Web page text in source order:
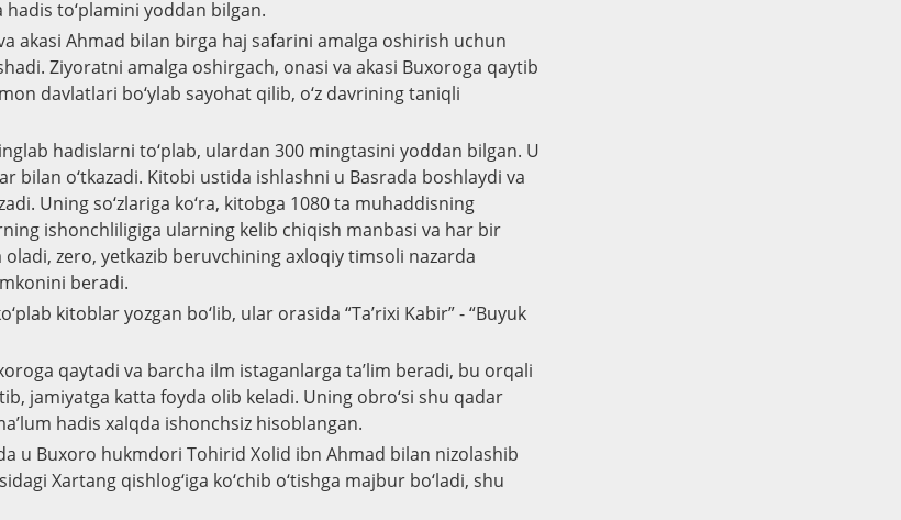
to‘plamini yoddan bilgan.
akasi Ahmad bilan birga haj safarini amalga oshirish uchun
Ziyoratni amalga oshirgach, onasi va akasi Buxoroga qaytib
davlatlari bo‘ylab sayohat qilib, o‘z davrining taniqli
hadislarni to‘plab, ulardan 300 mingtasini yoddan bilgan. U
bilan o‘tkazadi. Kitobi ustida ishlashni u Basrada boshlaydi va
Uning so‘zlariga ko‘ra, kitobga 1080 ta muhaddisning
ishonchliligiga ularning kelib chiqish manbasi va har bir
oladi, zero, yetkazib beruvchining axloqiy timsoli nazarda
beradi.
kitoblar yozgan bo‘lib, ular orasida “Ta’rixi Kabir” - “Buyuk
qaytadi va barcha ilm istaganlarga ta’lim beradi, bu orqali
jamiyatga katta foyda olib keladi. Uning obro‘si shu qadar
hadis xalqda ishonchsiz hisoblangan.
u Buxoro hukmdori Tohirid Xolid ibn Ahmad bilan nizolashib
Xartang qishlog‘iga ko‘chib o‘tishga majbur bo‘ladi, shu